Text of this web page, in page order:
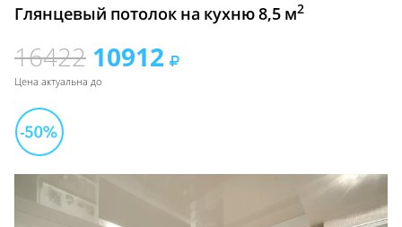
Глянцевый потолок на кухню 8,5 м2
16422 10912
Цена актуальна до